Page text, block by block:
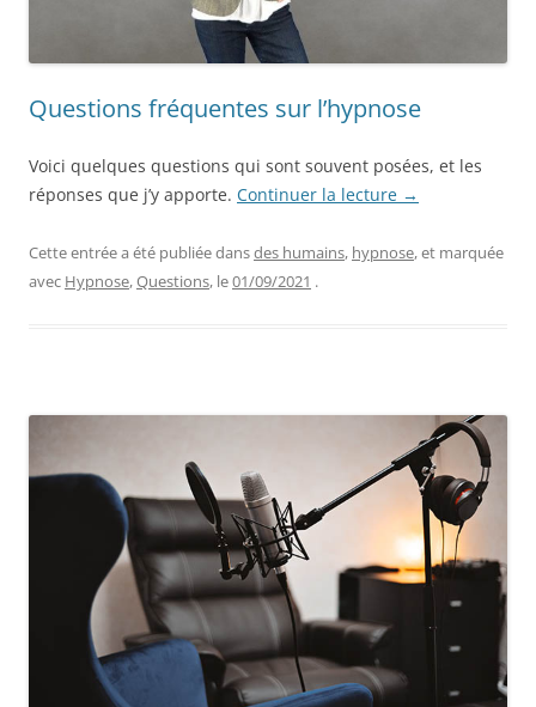
Questions fréquentes sur l’hypnose
Voici quelques questions qui sont souvent posées, et les
réponses que j’y apporte. Continuer la lecture →
Cette entrée a été publiée dansdes humains, hypnose, et marquée
avec Hypnose,Questions, le01/09/2021 .